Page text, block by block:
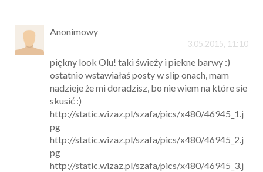
Anonimowy
3.05.2015, 11:10
piękny look Olu! taki świeży i piekne barwy :)
ostatnio wstawiałaś posty w slip onach, mam
nadzieje że mi doradzisz, bo nie wiem na które sie
skusić :)
http://static.wizaz.pl/szafa/pics/x480/46945_1.j
pg
http://static.wizaz.pl/szafa/pics/x480/46945_2.j
pg
http://static.wizaz.pl/szafa/pics/x480/46945_3.j